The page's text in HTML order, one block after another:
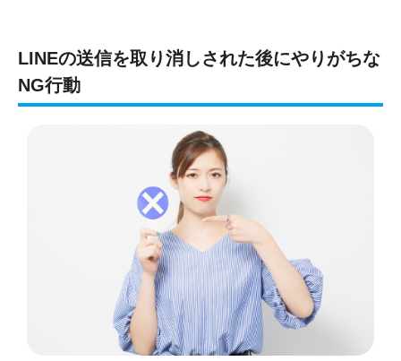
LINEの送信を取り消しされた後にやりがちな
NG行動